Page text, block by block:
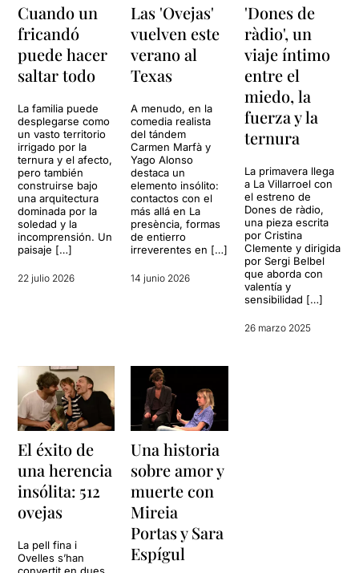
Cuando un
fricandó
puede hacer
saltar todo
La familia puede
desplegarse como
un vasto territorio
irrigado por la
ternura y el afecto,
pero también
construirse bajo
una arquitectura
dominada por la
soledad y la
incomprensión. Un
paisaje […]
22 julio 2026
Las 'Ovejas'
vuelven este
verano al
Texas
A menudo, en la
comedia realista
del tándem
Carmen Marfà y
Yago Alonso
destaca un
elemento insólito:
contactos con el
más allá en La
presència, formas
de entierro
irreverentes en […]
14 junio 2026
'Dones de
ràdio', un
viaje íntimo
entre el
miedo, la
fuerza y ​​la
ternura
La primavera llega
a La Villarroel con
el estreno de
Dones de ràdio,
una pieza escrita
por Cristina
Clemente y dirigida
por Sergi Belbel
que aborda con
valentía y
sensibilidad […]
26 marzo 2025
El éxito de
una herencia
insólita: 512
ovejas
La pell fina i
Ovelles s’han
Una historia
sobre amor y
muerte con
Mireia
Portas y Sara
Espígul